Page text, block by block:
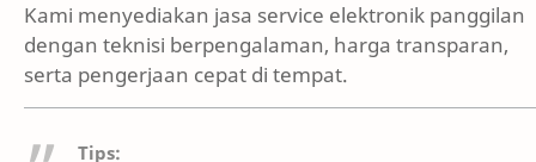
Kami menyediakan jasa service elektronik panggilan
dengan teknisi berpengalaman, harga transparan,
serta pengerjaan cepat di tempat.
Tips: